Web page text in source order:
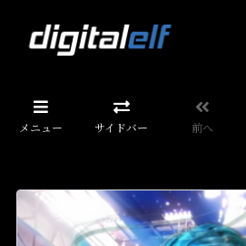
メニュー サイドバー 前へ